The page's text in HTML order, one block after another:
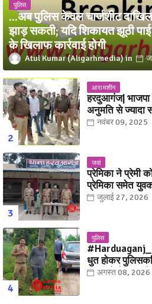
पुलिस
...अब पुलिस केवल चार्जशीट
झाड़ सकती; यदि शिकायत झूठी पाई
के खिलाफ कार्रवाई होगी
Atul Kumar (Aligarhmedia)
आरा मशीन
हरदुआगंज| भाजपा
अनुमति से ज्यादा
नवंबर 09, 2025
जवां
प्रेमिका ने प्रेमी
प्रेमिका समेत युवक
जुलाई 27, 2026
पुलिस
धुत होकर
ग्रामीणों ने धर
अगस्त 08, 2026